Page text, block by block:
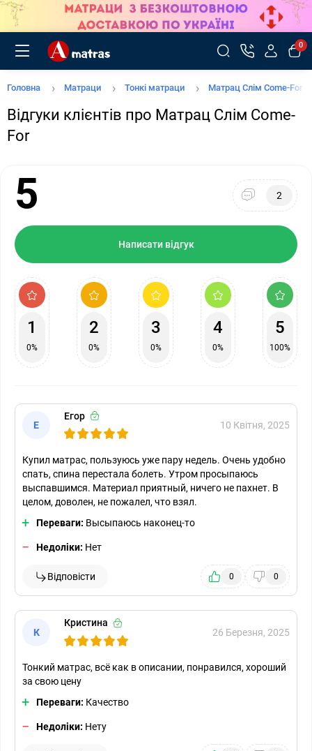
0
Головна Матраци Тонкі матраци Матрац Слім Come-For
Відгуки клієнтів про Матрац Слім Come-
For
5 2
Написати відгук
1
0%
2
0%
3
0%
4
0%
5
100%
Е
Егор
10 Квітня, 2025
Купил матрас, пользуюсь уже пару недель. Очень удобно
спать, спина перестала болеть. Утром просыпаюсь
выспавшимся. Материал приятный, ничего не пахнет. В
целом, доволен, не пожалел, что взял.
Переваги: Высыпаюсь наконец-то
Недоліки: Нет
Відповісти 0 0
К
Кристина
26 Березня, 2025
Тонкий матрас, всё как в описании, понравился, хороший
за свою цену
Переваги: Качество
Недоліки: Нету